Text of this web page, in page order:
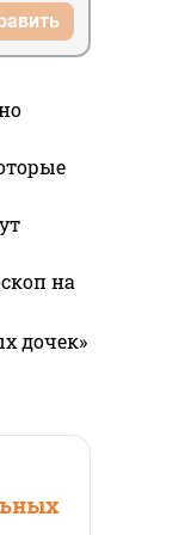
на
дочек»